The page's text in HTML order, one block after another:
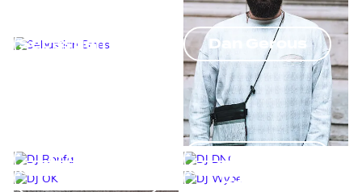
Sebastian Emes Dan Gerous
DJ Ronfa
DJ DNO
DJ Wybe